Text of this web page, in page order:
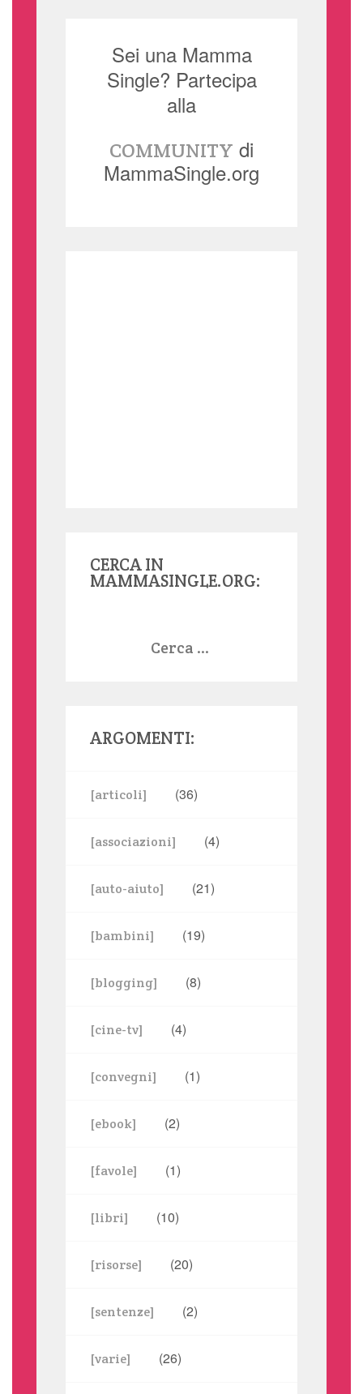
Sei una Mamma
Single? Partecipa
alla
COMMUNITY di
MammaSingle.org
CERCA IN
MAMMASINGLE.ORG:
ARGOMENTI:
[articoli] (36)
[associazioni] (4)
[auto-aiuto] (21)
[bambini] (19)
[blogging] (8)
[cine-tv] (4)
[convegni] (1)
[ebook] (2)
[favole] (1)
[libri] (10)
[risorse] (20)
[sentenze] (2)
[varie] (26)